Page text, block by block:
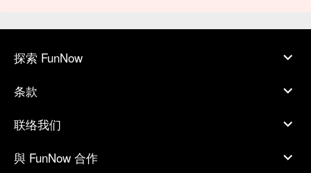
探索 FunNow
条款
联络我们
與 FunNow 合作